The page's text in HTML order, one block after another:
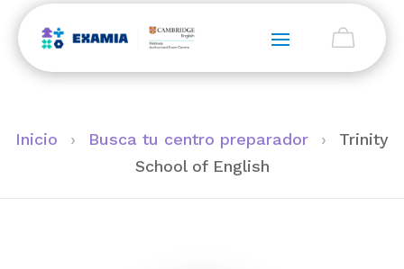
Inicio › Busca tu centro preparador ›
Trinity
School of English